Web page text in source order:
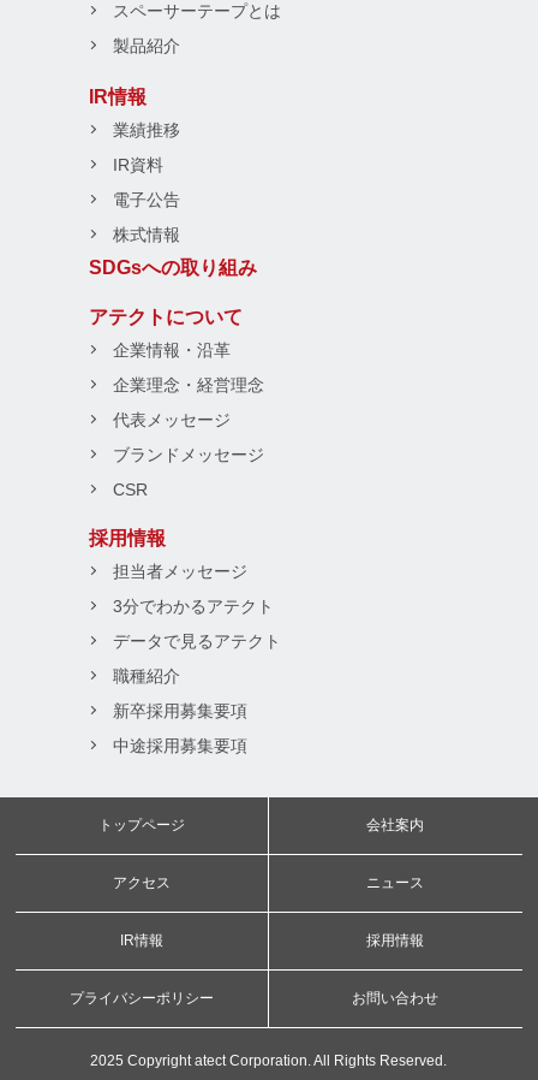
スペーサーテープとは
製品紹介
IR情報
業績推移
IR資料
電子公告
株式情報
SDGsへの取り組み
アテクトについて
企業情報・沿革
企業理念・経営理念
代表メッセージ
ブランドメッセージ
CSR
採用情報
担当者メッセージ
3分でわかるアテクト
データで見るアテクト
職種紹介
新卒採用募集要項
中途採用募集要項
トップページ 会社案内
アクセス ニュース
IR情報 採用情報
プライバシーポリシー お問い合わせ
2025 Copyright atect Corporation. All Rights Reserved.